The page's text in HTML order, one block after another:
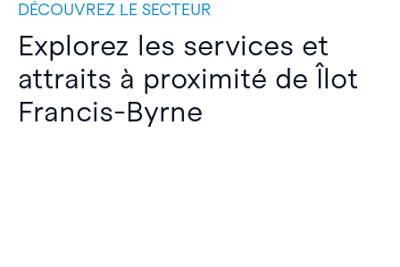
DÉCOUVREZ LE SECTEUR
Explorez les services et
attraits à proximité de Îlot
Francis-Byrne